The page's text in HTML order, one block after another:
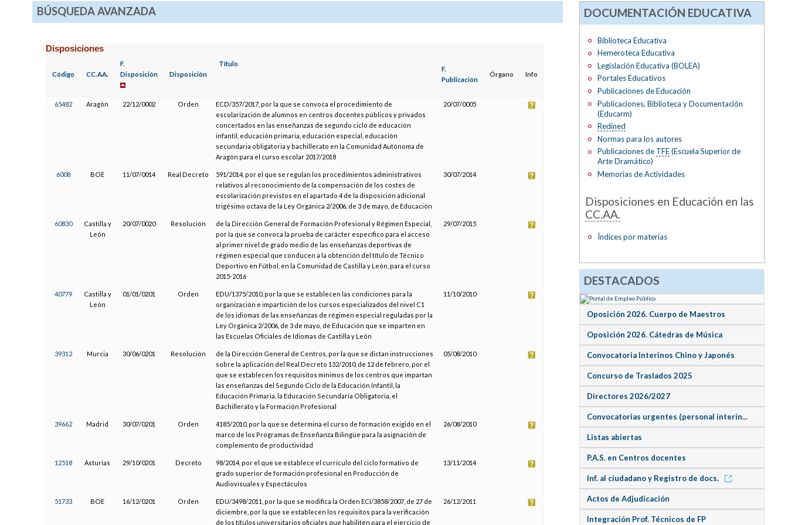
BÚSQUEDA AVANZADA
Disposiciones
Código CC.AA.
F.
Disposición
Disposición
Título
F.
Publicación
Órgano Info
65482 Aragón 22/12/0002 Orden
ECD/357/2017, por la que se convoca el procedimiento de
escolarización de alumnos en centros docentes públicos y privados
concertados en las enseñanzas de segundo ciclo de educación
infantil, educación primaria, educación especial, educación
secundaria obligatoria y bachillerato en la Comunidad Autónoma de
Aragón para el curso escolar 2017/2018
20/07/0005
6008 BOE 11/07/0014 Real Decreto
591/2014, por el que se regulan los procedimientos administrativos
relativos al reconocimiento de la compensación de los costes de
escolarización previstos en el apartado 4 de la disposición adicional
trigésimo octava de la Ley Orgánica 2/2006, de 3 de mayo, de Educación
30/07/2014
60830
Castilla y
León
20/07/0020 Resolución
de la Dirección General de Formación Profesional y Régimen Especial,
por la que se convoca la prueba de carácter específico para el acceso
al primer nivel de grado medio de las enseñanzas deportivas de
régimen especial que conducen a la obtención del título de Técnico
Deportivo en Fútbol, en la Comunidad de Castilla y León, para el curso
2015-2016
29/07/2015
40779
Castilla y
León
01/01/0201 Orden
EDU/1375/2010, por la que se establecen las condiciones para la
organización e impartición de los cursos especializados del nivel C1
de los idiomas de las enseñanzas de régimen especial reguladas por la
Ley Orgánica 2/2006, de 3 de mayo, de Educación que se imparten en
las Escuelas Oficiales de Idiomas de Castilla y León
11/10/2010
39312 Murcia 30/06/0201 Resolución
de la Dirección General de Centros, por la que se dictan instrucciones
sobre la aplicación del Real Decreto 132/2010, de 12 de febrero, por el
que se establecen los requisitos mínimos de los centros que impartan
las enseñanzas del Segundo Ciclo de la Educación Infantil, la
Educación Primaria, la Educación Secundaria Obligatoria, el
Bachillerato y la Formación Profesional
05/08/2010
39662 Madrid 30/07/0201 Orden
4185/2010, por la que se determina el curso de formación exigido en el
marco de los Programas de Enseñanza Bilingüe para la asignación de
complemento de productividad
26/08/2010
12518 Asturias 29/10/0201 Decreto
98/2014, por el que se establece el currículo del ciclo formativo de
grado superior de formación profesional en Producción de
Audiovisuales y Espectáculos
13/11/2014
51733 BOE 16/12/0201 Orden
EDU/3498/2011, por la que se modifica la Orden ECI/3858/2007, de 27 de
diciembre, por la que se establecen los requisitos para la verificación
de los títulos universitarios oficiales que habiliten para el ejercicio de
26/12/2011
DOCUMENTACIÓN EDUCATIVA
Biblioteca Educativa
Hemeroteca Educativa
Legislación Educativa (BOLEA)
Portales Educativos
Publicaciones de Educación
Publicaciones, Biblioteca y Documentación
(Educarm)
Redined
Normas para los autores
Publicaciones de TFE(Escuela Superior de
Arte Dramático)
Memorias de Actividades
Disposiciones en Educación en las
CC.AA.
Índices por materias
DESTACADOS
Oposición 2026. Cuerpo de Maestros
Oposición 2026. Cátedras de Música
Convocatoria Interinos Chino y Japonés
Concurso de Traslados 2025
Directores 2026/2027
Convocatorias urgentes (personal interin...
Listas abiertas
P.A.S. en Centros docentes
Inf. al ciudadano y Registro de docs.
Actos de Adjudicación
Integración Prof. Técnicos de FP